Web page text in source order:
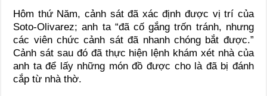
Hôm thứ Năm, cảnh sát đã xác định được vị trí của
Soto-Olivarez; anh ta “đã cố gắng trốn tránh, nhưng
các viên chức cảnh sát đã nhanh chóng bắt được.”
Cảnh sát sau đó đã thực hiện lệnh khám xét nhà của
anh ta để lấy những món đồ được cho là đã bị đánh
cắp từ nhà thờ.